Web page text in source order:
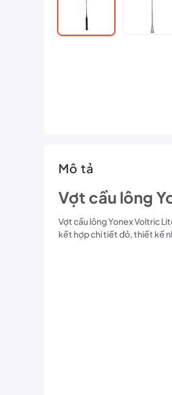
Mô tả
Vợt cầu lông
Vợt cầu lông Yonex Voltric
kết hợp chi tiết đỏ, thiết kế